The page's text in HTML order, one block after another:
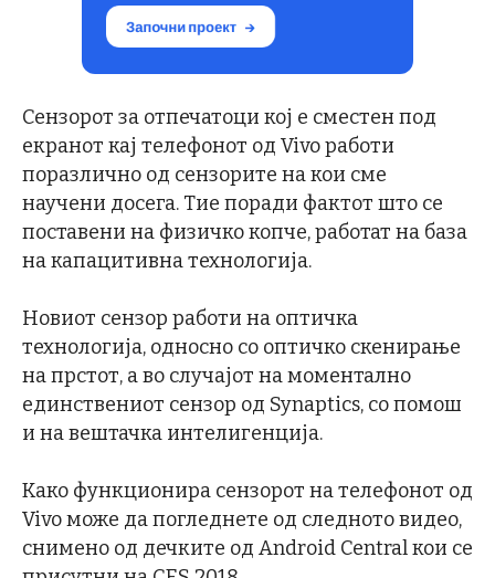
Сензорот за отпечатоци кој е сместен под
екранот кај телефонот од Vivo работи
поразлично од сензорите на кои сме
научени досега. Тие поради фактот што се
поставени на физичко копче, работат на база
на капацитивна технологија.
Новиот сензор работи на оптичка
технологија, односно со оптичко скенирање
на прстот, а во случајот на моментално
единствениот сензор од Synaptics, со помош
и на вештачка интелигенција.
Како функционира сензорот на телефонот од
Vivo може да погледнете од следното видео,
снимено од дечките од Android Central кои се